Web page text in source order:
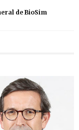
de BioSim